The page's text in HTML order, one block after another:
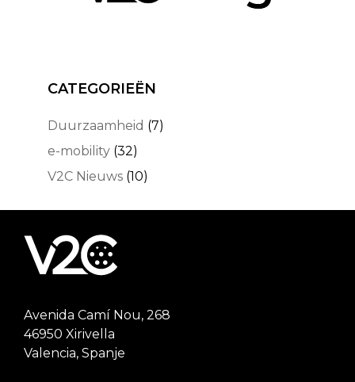
CATEGORIEËN
Duurzaamheid (7)
e-mobility (32)
V2C Nieuws (10)
Avenida Camí Nou, 268
46950 Xirivella
Valencia, Spanje